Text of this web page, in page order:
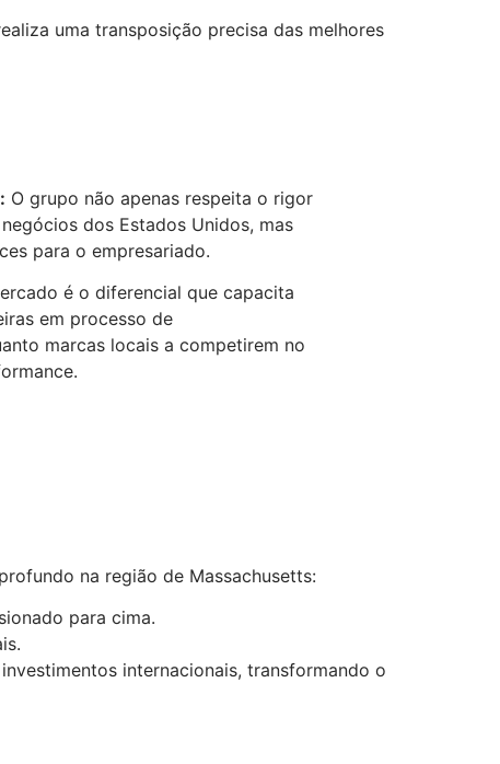
uma transposição precisa das melhores
O grupo não apenas respeita o rigor
dos Estados Unidos, mas
para o empresariado.
é o diferencial que capacita
em processo de
marcas locais a competirem no
na região de Massachusetts:
para cima.
internacionais, transformando o